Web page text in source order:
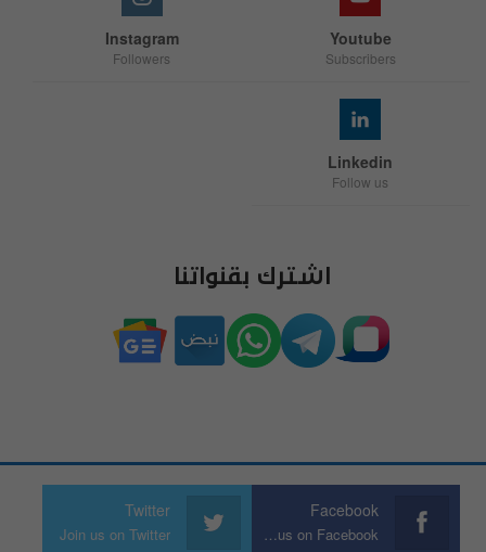
Youtube
Subscribers
Instagram
Followers
Linkedin
Follow us
اشترك بقنواتنا
Facebook
Join us on Facebook
Twitter
Join us on Twitter